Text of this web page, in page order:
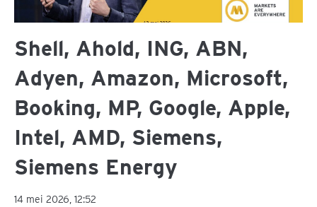
Shell, Ahold, ING, ABN,
Adyen, Amazon, Microsoft,
Booking, MP, Google, Apple,
Intel, AMD, Siemens,
Siemens Energy
14 mei 2026, 12:52